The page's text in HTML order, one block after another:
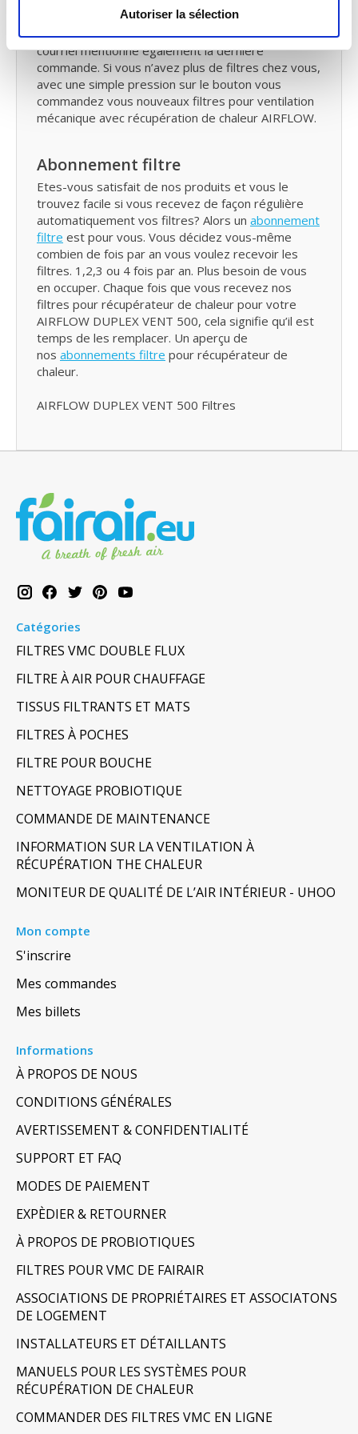
Autoriser la sélection
vérifier vos filtres AIRFLOW DUPLEX VENT 500
filter VMC et de les remplacer si nécessaire. Ce
courriel mentionne également la dernière
commande. Si vous n’avez plus de filtres chez vous,
avec une simple pression sur le bouton vous
commandez vous nouveaux filtres pour ventilation
mécanique avec récupération de chaleur AIRFLOW.
Abonnement filtre
Etes-vous satisfait de nos produits et vous le
trouvez facile si vous recevez de façon régulière
automatiquement vos filtres? Alors un abonnement
filtre est pour vous. Vous décidez vous-même
combien de fois par an vous voulez recevoir les
filtres. 1,2,3 ou 4 fois par an. Plus besoin de vous
en occuper. Chaque fois que vous recevez nos
filtres pour récupérateur de chaleur pour votre
AIRFLOW DUPLEX VENT 500, cela signifie qu’il est
temps de les remplacer. Un aperçu de
nos abonnements filtre pour récupérateur de
chaleur.
AIRFLOW DUPLEX VENT 500 Filtres
Catégories
FILTRES VMC DOUBLE FLUX
FILTRE À AIR POUR CHAUFFAGE
TISSUS FILTRANTS ET MATS
FILTRES À POCHES
FILTRE POUR BOUCHE
NETTOYAGE PROBIOTIQUE
COMMANDE DE MAINTENANCE
INFORMATION SUR LA VENTILATION À
RÉCUPÉRATION THE CHALEUR
MONITEUR DE QUALITÉ DE L’AIR INTÉRIEUR - UHOO
Mon compte
S'inscrire
Mes commandes
Mes billets
Informations
À PROPOS DE NOUS
CONDITIONS GÉNÉRALES
AVERTISSEMENT & CONFIDENTIALITÉ
SUPPORT ET FAQ
MODES DE PAIEMENT
EXPÈDIER & RETOURNER
À PROPOS DE PROBIOTIQUES
FILTRES POUR VMC DE FAIRAIR
ASSOCIATIONS DE PROPRIÉTAIRES ET ASSOCIATONS
DE LOGEMENT
INSTALLATEURS ET DÉTAILLANTS
MANUELS POUR LES SYSTÈMES POUR
RÉCUPÉRATION DE CHALEUR
COMMANDER DES FILTRES VMC EN LIGNE